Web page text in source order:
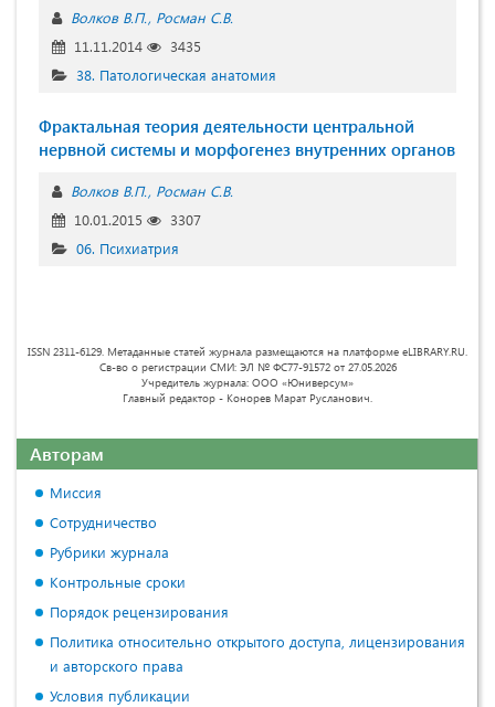
Волков В.П. Росман С.В.
11.11.2014
3435
38. Патологическая анатомия
Фрактальная теория деятельности центральной
нервной системы и морфогенез внутренних органов
Волков В.П. Росман С.В.
10.01.2015
3307
06. Психиатрия
ISSN 2311-6129. Метаданные статей журнала размещаются на платформе eLIBRARY.RU.
Св-во о регистрации СМИ: ЭЛ № ФС77-91572 от 27.05.2026
Учредитель журнала: ООО «Юниверсум»
Главный редактор - Конорев Марат Русланович.
Авторам
Миссия
Сотрудничество
Рубрики журнала
Контрольные сроки
Порядок рецензирования
Политика относительно открытого доступа, лицензирования
и авторского права
Условия публикации